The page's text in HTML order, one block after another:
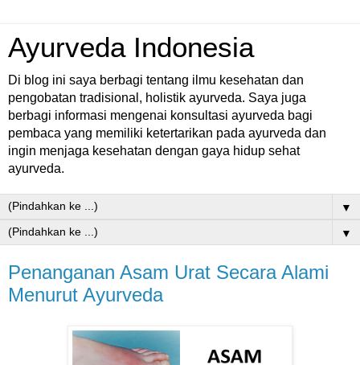
Ayurveda Indonesia
Di blog ini saya berbagi tentang ilmu kesehatan dan
pengobatan tradisional, holistik ayurveda. Saya juga
berbagi informasi mengenai konsultasi ayurveda bagi
pembaca yang memiliki ketertarikan pada ayurveda dan
ingin menjaga kesehatan dengan gaya hidup sehat
ayurveda.
▼
▼
Penanganan Asam Urat Secara Alami
Menurut Ayurveda